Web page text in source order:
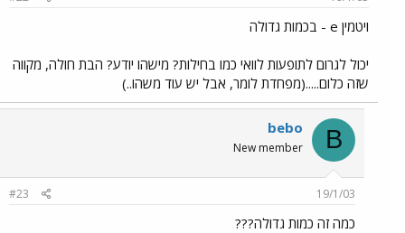
ויטמין e - בכמות גדולה
יכול לגרום לתופעות לוואי כמו בחילות? מישהו יודע? הבת חולה, מקווה
שזה כלום.....(מפחדת לומר, אבל יש עוד משהו..)
B
bebo
New member
19/1/03
#23
כמה זה כמות גדולה???